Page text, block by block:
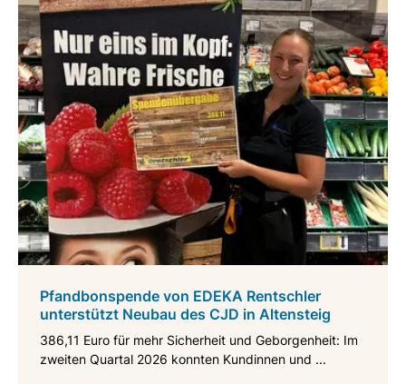
Pfandbonspende von EDEKA Rentschler
unterstützt Neubau des CJD in Altensteig
386,11 Euro für mehr Sicherheit und Geborgenheit: Im
zweiten Quartal 2026 konnten Kundinnen und ...